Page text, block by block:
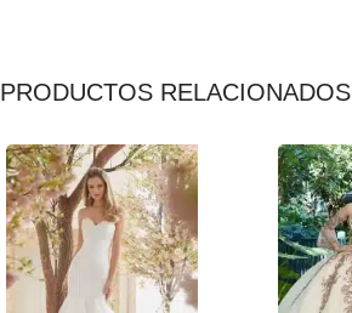
PRODUCTOS RELACIONADOS